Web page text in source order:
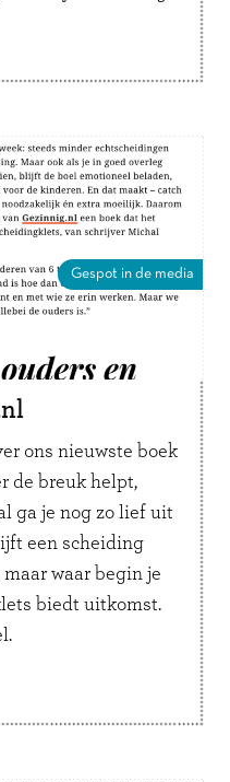
Gespot in de media
ons nieuwste boek
de breuk helpt,
ga je nog zo lief uit
een scheiding
waar begin je
biedt uitkomst.